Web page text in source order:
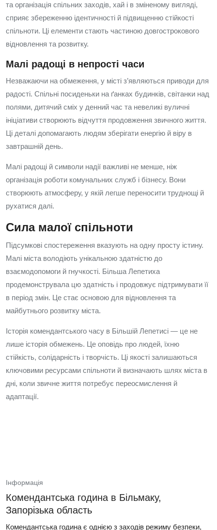
та організація спільних заходів, хай і в зміненому вигляді,
сприяє збереженню ідентичності й підвищенню стійкості
спільноти. Ці елементи стають частиною довгострокового
відновлення та розвитку.
Малі радощі в непрості часи
Незважаючи на обмеження, у місті з’являються приводи для
радості. Спільні посиденьки на ґанках будинків, світанки над
полями, дитячий сміх у денний час та невеликі вуличні
ініціативи створюють відчуття продовження звичного життя.
Ці деталі допомагають людям зберігати енергію й віру в
завтрашній день.
Малі радощі й символи надії важливі не менше, ніж
організація роботи комунальних служб і бізнесу. Вони
створюють атмосферу, у якій легше переносити труднощі й
рухатися далі.
Сила малої спільноти
Підсумкові спостереження вказують на одну просту істину.
Малі міста володіють унікальною здатністю до
взаємодопомоги й гнучкості. Більша Лепетиха
продемонструвала цю здатність і продовжує підтримувати її
в період змін. Це стає основою для відновлення та
майбутнього розвитку міста.
Історія комендантського часу в Більшій Лепетисі — це не
лише історія обмежень. Це оповідь про людей, їхню
стійкість, солідарність і творчість. Ці якості залишаються
ключовими ресурсами спільноти й визначають шлях міста в
дні, коли звичне життя потребує переосмислення й
адаптації.
Інформація
Комендантська година в Більмаку,
Запорізька область
Комендантська година є однією з заходів режиму безпеки,